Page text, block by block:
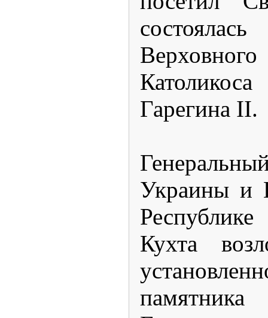
Гарегина II.
Украины и
Кухта